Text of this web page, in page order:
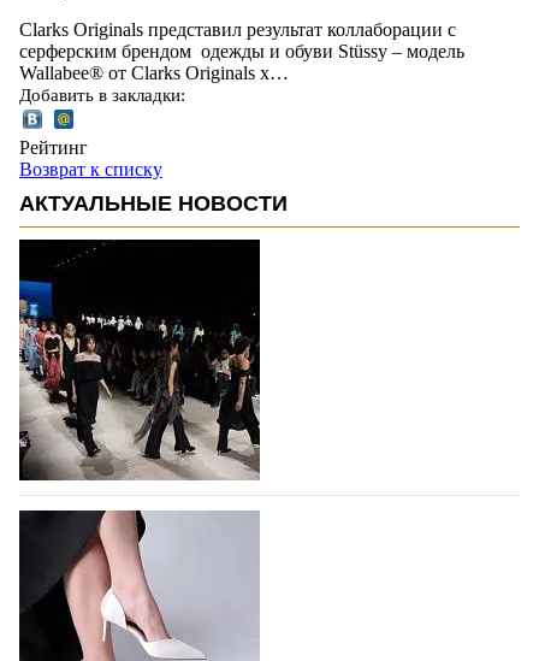
Clarks Originals представил результат коллаборации с
серферским брендом одежды и обуви Stüssy – модель
Wallabee® от Clarks Originals х…
Добавить в закладки:
Рейтинг
Возврат к списку
АКТУАЛЬНЫЕ НОВОСТИ
На участие в Московской неделе моды
подано 1047 заявок
На участие в седьмой Московской неделе моды,
которая пройдет в российской столице с 26 сентября